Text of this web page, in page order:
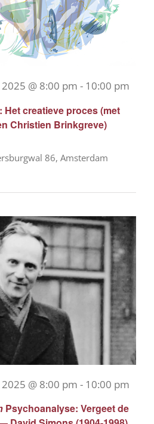
Het creatieve proces (met
Christien Brinkgreve)
@ 8:00 pm - 10:00 pm
86, Amsterdam
Psychoanalyse: Vergeet de
@ 8:00 pm - 10:00 pm